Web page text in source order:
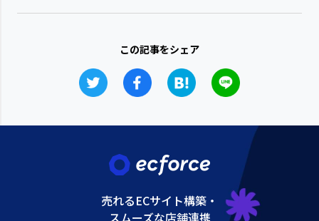
この記事をシェア
売れるECサイト構築・